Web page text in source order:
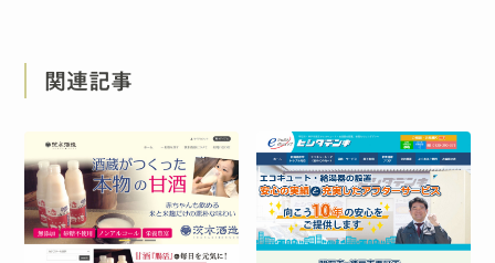
関連記事